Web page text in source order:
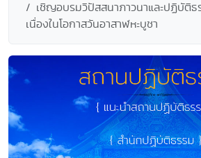
เชิญอบรมวิปัสสนาภาวนาและปฏิบัติ
เนื่องในโอกาสวันอาสาฬหะบูชา